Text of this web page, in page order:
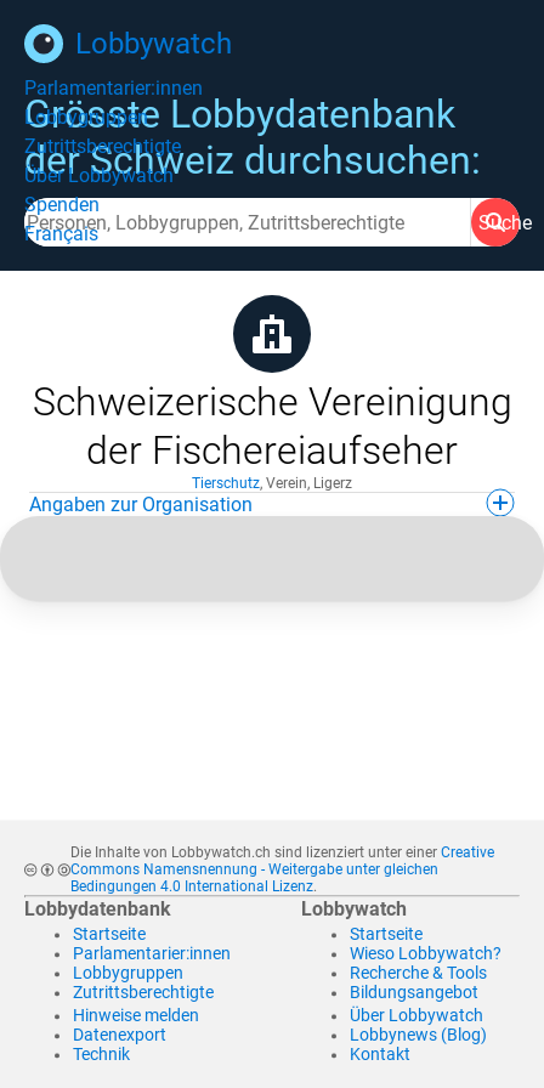
Lobbywatch
Parlamentarier:innen
Lobbygruppen
Zutrittsberechtigte
Über Lobbywatch
Spenden
Français
Grösste Lobbydatenbank
der Schweiz durchsuchen:
Suche
Schweizerische Vereinigung
der Fischereiaufseher
Tierschutz, Verein, Ligerz
Angaben zur Organisation
Die Inhalte von Lobbywatch.ch sind lizenziert unter einer Creative
Commons Namensnennung - Weitergabe unter gleichen
Bedingungen 4.0 International Lizenz.
Lobbydatenbank
Startseite
Parlamentarier:innen
Lobbygruppen
Zutrittsberechtigte
Hinweise melden
Datenexport
Technik
Lobbywatch
Startseite
Wieso Lobbywatch?
Recherche & Tools
Bildungsangebot
Über Lobbywatch
Lobbynews (Blog)
Kontakt